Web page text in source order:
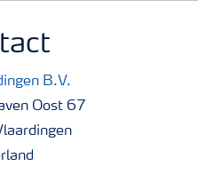
B.V.
Oost 67